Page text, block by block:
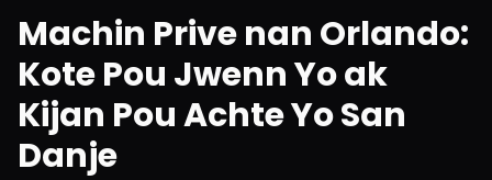
Machin Prive nan Orlando:
Kote Pou Jwenn Yo ak
Kijan Pou Achte Yo San
Danje